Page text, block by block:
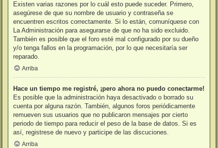
Existen varias razones por lo cuál esto puede suceder. Primero,
asegúrese de que su nombre de usuario y contraseña se
encuentren escritos correctamente. Si lo están, comuníquese con
La Administración para asegurarse de que no ha sido excluido.
También es posible que el foro esté mal configurado por su dueño
y/o tenga fallos en la programación, por lo que necesitaría ser
reparado.
Arriba
Hace un tiempo me registré, ¡pero ahora no puedo conectarme!
Es posible que la administración haya desactivado o borrado su
cuenta por alguna razón. También, algunos foros periódicamente
remueven sus usuarios que no publicaron mensajes por cierto
periodo de tiempo para reducir el peso de la base de datos. Si es
así, registrese de nuevo y participe de las discuciones.
Arriba